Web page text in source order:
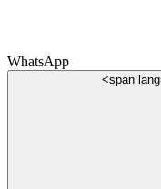
WhatsApp
<span